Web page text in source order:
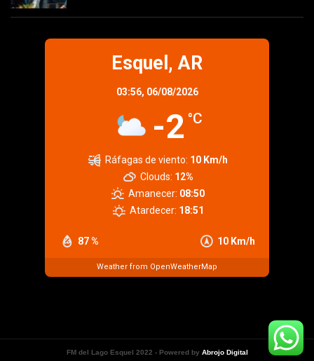
Esquel, AR
03:56, 06/08/2026
-2 °C
87 % 10 Km/h
Ráfagas de viento: 10 Km/h
Clouds: 12%
Amanecer: 08:50
Atardecer: 18:51
Weather from OpenWeatherMap
FM del Lago Esquel 2022 - Powered by Abrojo Digital